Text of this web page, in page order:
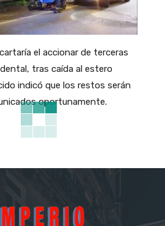
el accionar de terceras
tras caída al estero
indicó que los restos serán
oportunamente.